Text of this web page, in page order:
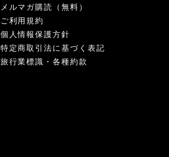
メルマガ購読（無料）
ご利用規約
個人情報保護方針
特定商取引法に基づく表記
旅行業標識・各種約款